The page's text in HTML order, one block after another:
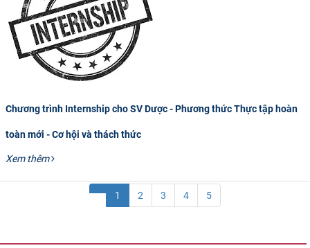
Chương trình Internship cho SV Dược - Phương thức Thực tập hoàn
toàn mới - Cơ hội và thách thức
Xem thêm
1 2 3 4 5